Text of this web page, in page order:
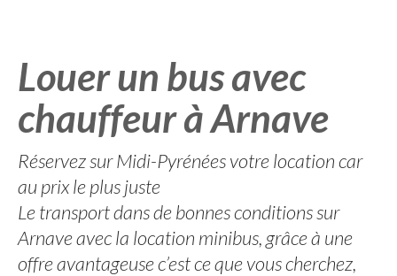
Louer un bus avec
chauffeur à Arnave
Réservez sur Midi-Pyrénées votre location car
au prix le plus juste
Le transport dans de bonnes conditions sur
Arnave avec la location minibus, grâce à une
offre avantageuse c’est ce que vous cherchez,